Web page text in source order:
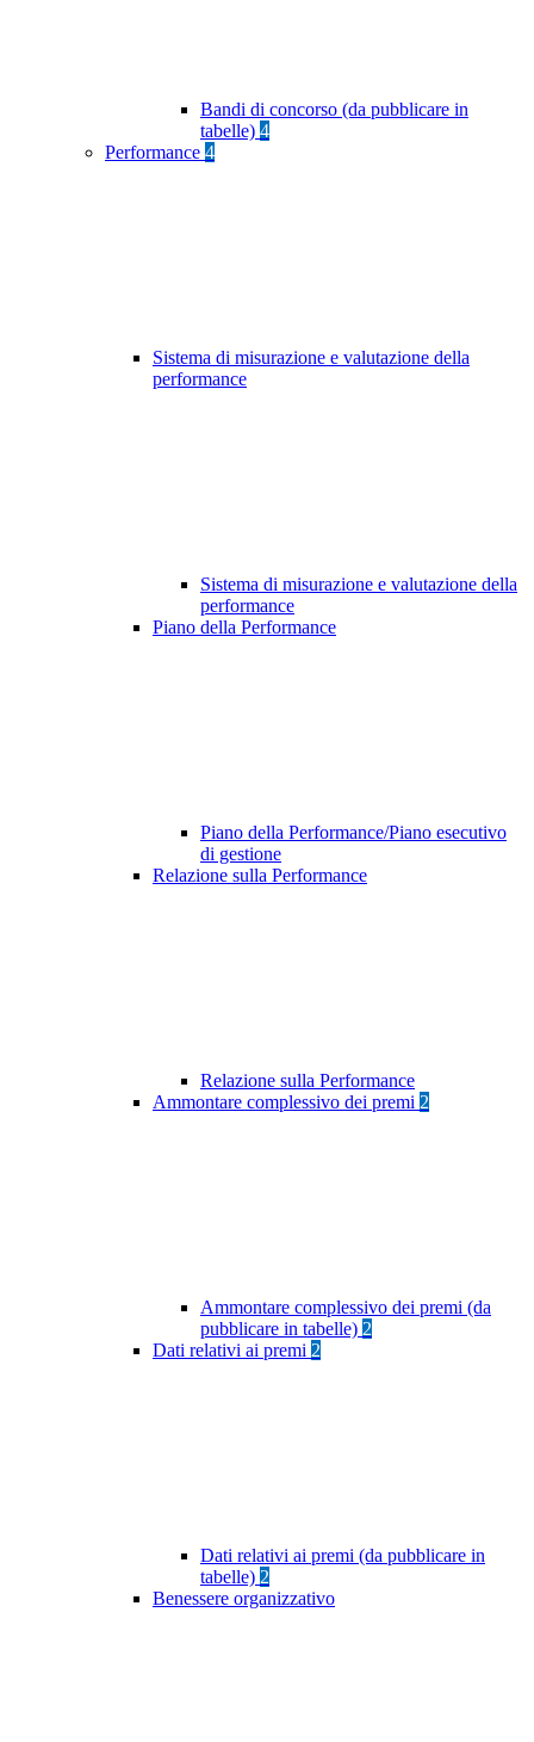
Bandi di concorso (da pubblicare in
tabelle) 4
Performance 4
Sistema di misurazione e valutazione della
performance
Sistema di misurazione e valutazione della
performance
Piano della Performance
Piano della Performance/Piano esecutivo
di gestione
Relazione sulla Performance
Relazione sulla Performance
Ammontare complessivo dei premi 2
Ammontare complessivo dei premi (da
pubblicare in tabelle) 2
Dati relativi ai premi 2
Dati relativi ai premi (da pubblicare in
tabelle) 2
Benessere organizzativo